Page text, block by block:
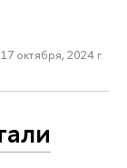
17 октября, 2024 г.